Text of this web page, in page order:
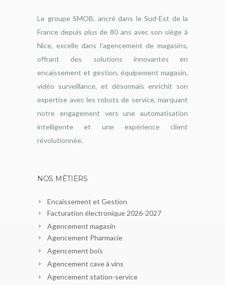
Le groupe SMOB, ancré dans le Sud-Est de la
France depuis plus de 80 ans avec son siège à
Nice, excelle dans l'agencement de magasins,
offrant des solutions innovantes en
encaissement et gestion, équipement magasin,
vidéo surveillance, et désormais enrichit son
expertise avec les robots de service, marquant
notre engagement vers une automatisation
intelligente et une expérience client
révolutionnée.
NOS MÉTIERS
Encaissement et Gestion
Facturation électronique 2026-2027
Agencement magasin
Agencement Pharmacie
Agencement bois
Agencement cave à vins
Agencement station-service